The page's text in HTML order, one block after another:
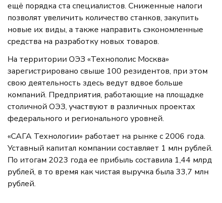
ещё порядка ста специалистов. Сниженные налоги
позволят увеличить количество станков, закупить
новые их виды, а также направить сэкономленные
средства на разработку новых товаров.
На территории ОЭЗ «Технополис Москва»
зарегистрировано свыше 100 резидентов, при этом
свою деятельность здесь ведут вдвое больше
компаний. Предприятия, работающие на площадке
столичной ОЭЗ, участвуют в различных проектах
федерального и регионального уровней.
«САГА Технологии» работает на рынке с 2006 года.
Уставный капитал компании составляет 1 млн рублей.
По итогам 2023 года ее прибыль составила 1,44 млрд
рублей, в то время как чистая выручка была 33,7 млн
рублей.